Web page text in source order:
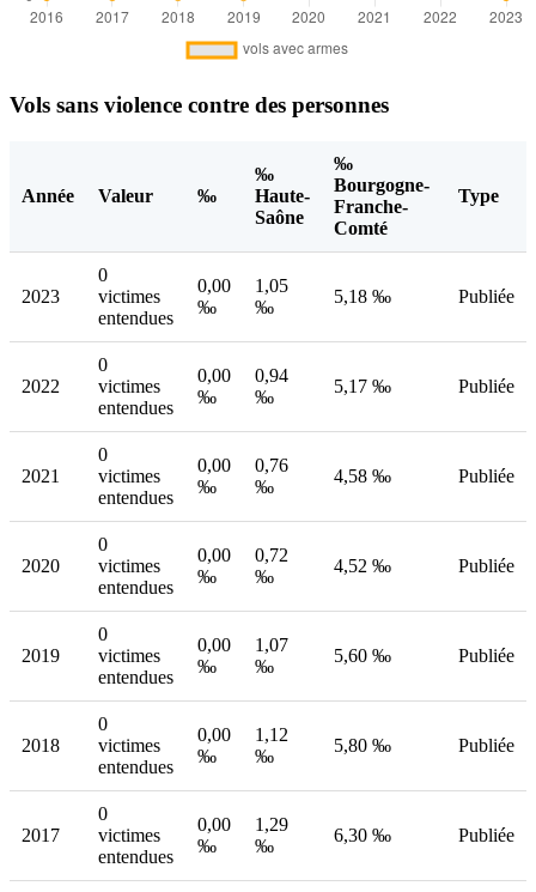
Vols sans violence contre des personnes
Année Valeur ‰
‰
Haute-
Saône
‰
Bourgogne-
Franche-
Comté
Type
2023
0
victimes
entendues
0,00
‰
1,05
‰
5,18 ‰ Publiée
2022
0
victimes
entendues
0,00
‰
0,94
‰
5,17 ‰ Publiée
2021
0
victimes
entendues
0,00
‰
0,76
‰
4,58 ‰ Publiée
2020
0
victimes
entendues
0,00
‰
0,72
‰
4,52 ‰ Publiée
2019
0
victimes
entendues
0,00
‰
1,07
‰
5,60 ‰ Publiée
2018
0
victimes
entendues
0,00
‰
1,12
‰
5,80 ‰ Publiée
2017
0
victimes
entendues
0,00
‰
1,29
‰
6,30 ‰ Publiée